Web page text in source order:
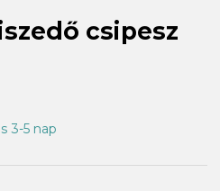
csipesz
3-5 nap